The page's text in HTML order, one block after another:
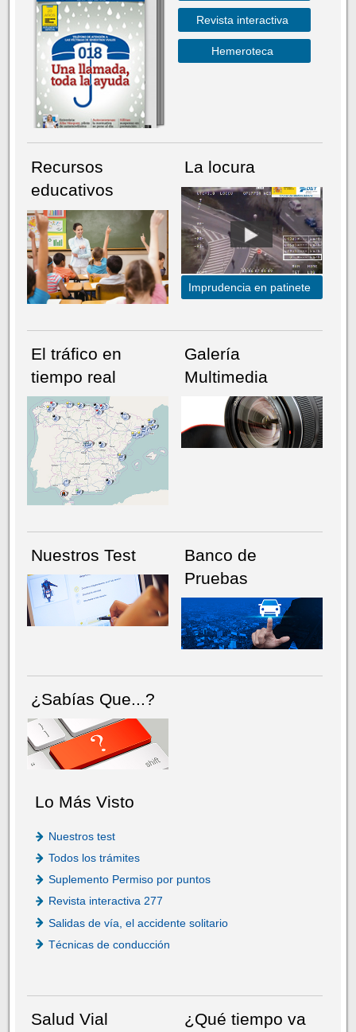
NÚMERO ACTUALHEMEROTECA
Revista interactiva
Hemeroteca
Recursos
educativos
La locura
Imprudencia en patinete
El tráfico en
tiempo real
Galería
Multimedia
Nuestros Test
Banco de
Pruebas
¿Sabías Que...?
Lo Más Visto
Nuestros test
Todos los trámites
Suplemento Permiso por puntos
Revista interactiva 277
Salidas de vía, el accidente solitario
Técnicas de conducción
Salud Vial
¿Qué tiempo va